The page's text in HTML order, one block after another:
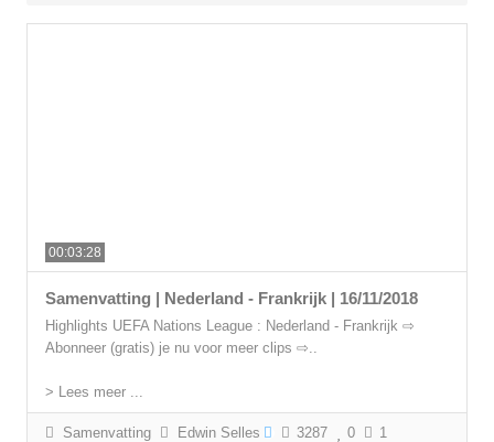
00:03:28
Samenvatting | Nederland - Frankrijk | 16/11/2018
Highlights UEFA Nations League : Nederland - Frankrijk ⇨
Abonneer (gratis) je nu voor meer clips ⇨..
> Lees meer ...
Samenvatting Edwin Selles 3287 0 1